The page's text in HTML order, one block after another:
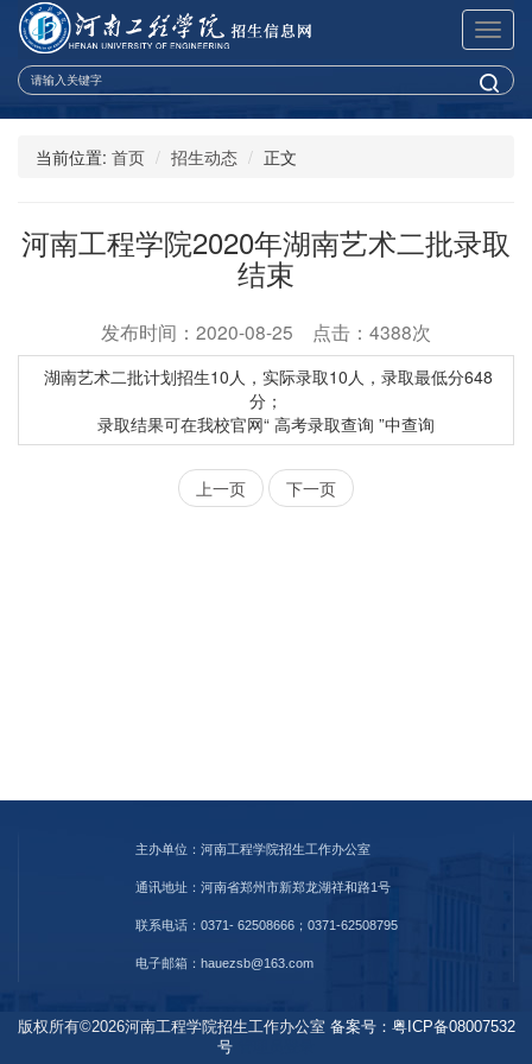
展
开
导
当前位置: 首页 招生动态 正文
河南工程学院2020年湖南艺术二批录取
结束
发布时间：2020-08-25 点击：4388次
湖南艺术二批计划招生10人，实际录取10人，录取最低分648
分；
录取结果可在我校官网“ 高考录取查询 ”中查询
上一页 下一页
主办单位：河南工程学院招生工作办公室
通讯地址：河南省郑州市新郑龙湖祥和路1号
联系电话：0371- 62508666；0371-62508795
电子邮箱：hauezsb@163.com
版权所有©2026河南工程学院招生工作办公室 备案号：粤ICP备08007532
号